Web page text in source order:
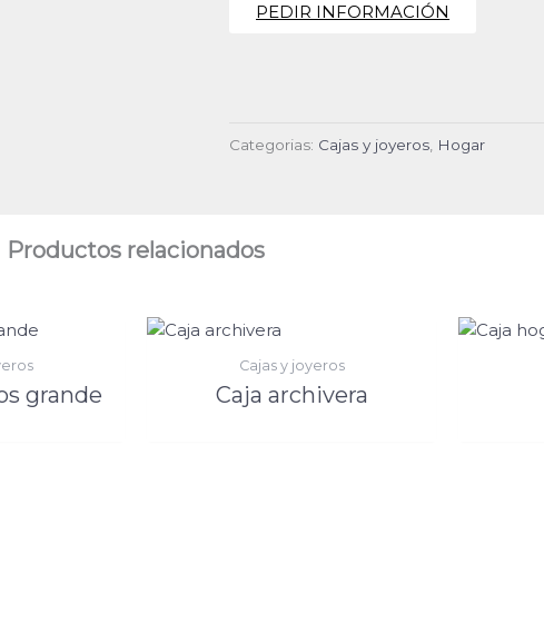
PEDIR INFORMACIÓN
Categorias: Cajas y joyeros Hogar
Productos relacionados
grande
Cajas y joyeros
Caja archivera